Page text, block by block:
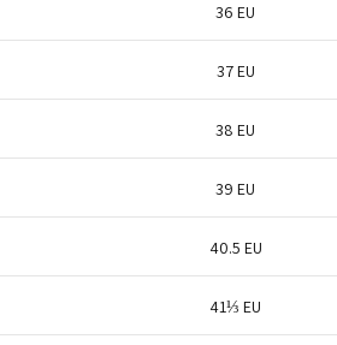
36 EU
37 EU
38 EU
39 EU
40.5 EU
41⅓ EU